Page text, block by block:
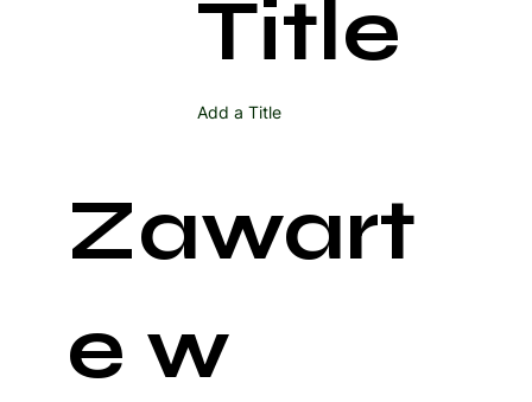
Title
Add a Title
Zawart
e w